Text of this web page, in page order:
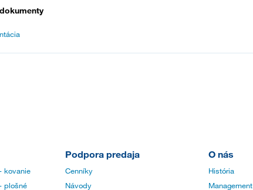
kovanie
plošné
Podpora predaja
Cenníky
Návody
O nás
História
Management